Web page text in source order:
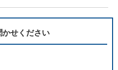
かせください